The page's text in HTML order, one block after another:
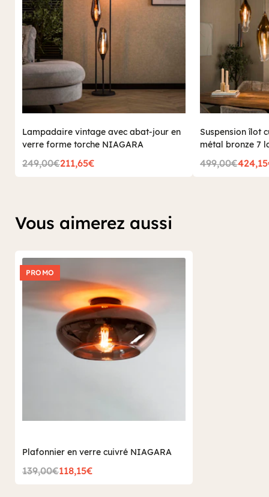
Lampadaire vintage avec abat-jour en
verre forme torche NIAGARA
249,00€211,65€
Suspension îlot
métal bronze 7
499,00€
Vous aimerez aussi
PROMO
Plafonnier en verre cuivré NIAGARA
139,00€118,15€